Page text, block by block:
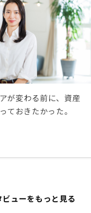
が変わる前に、資産
ておきたかった。
ューをもっと見る